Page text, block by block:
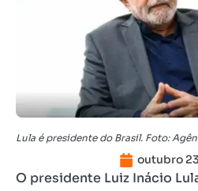
Lula é presidente do Brasil. Foto:
outubro
O presidente Luiz Inácio